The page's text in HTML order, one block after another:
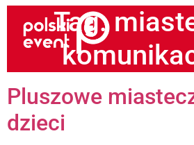
Tag:
Pluszowe
dzieci